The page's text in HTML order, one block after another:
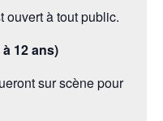
ouvert à tout public.
12 ans)
sur scène pour